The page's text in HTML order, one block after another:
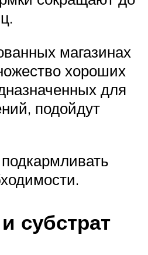
магазинах
хороших
для
подойдут
субстрат